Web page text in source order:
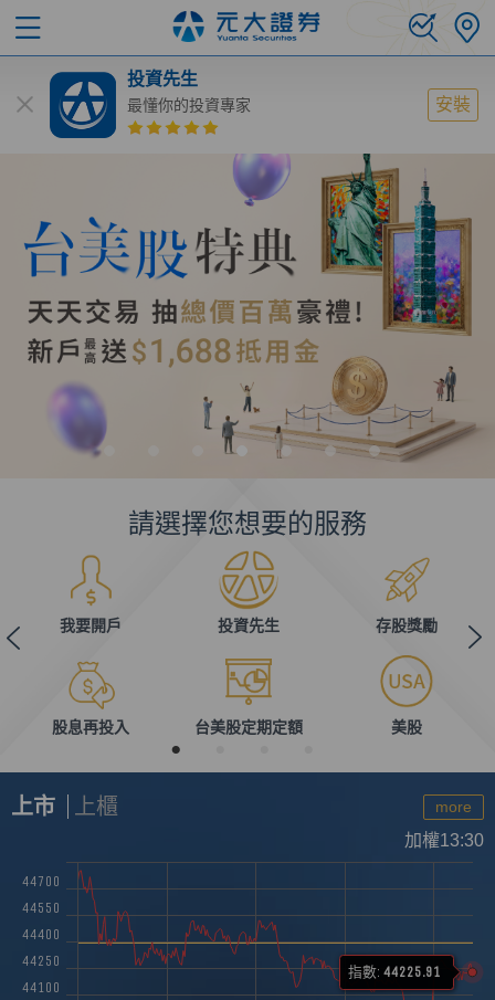
投資先生
最懂你的投資專家 安裝
請選擇您想要的服務
我要開戶
股息再投入
投資先生
台美股定期定額
存股獎勵
美股
more
上市 上櫃
加權13:30
44100
44250
44400
44550
44700
指數: 44225.91